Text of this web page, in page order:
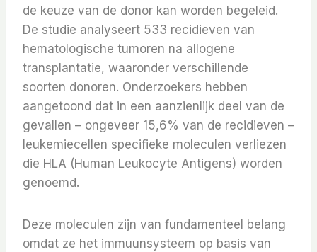
de keuze van de donor kan worden begeleid.
De studie analyseert 533 recidieven van
hematologische tumoren na allogene
transplantatie, waaronder verschillende
soorten donoren. Onderzoekers hebben
aangetoond dat in een aanzienlijk deel van de
gevallen – ongeveer 15,6% van de recidieven –
leukemiecellen specifieke moleculen verliezen
die HLA (Human Leukocyte Antigens) worden
genoemd.
Deze moleculen zijn van fundamenteel belang
omdat ze het immuunsysteem op basis van